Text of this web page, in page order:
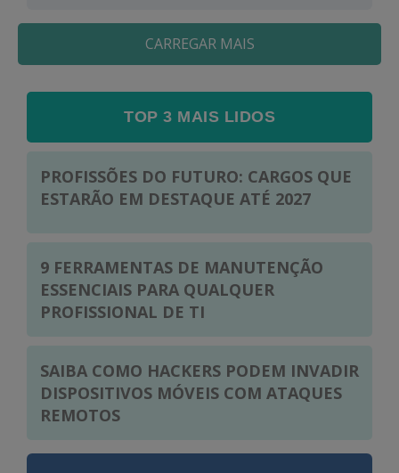
CARREGAR MAIS
TOP 3 MAIS LIDOS
PROFISSÕES DO FUTURO: CARGOS QUE
ESTARÃO EM DESTAQUE ATÉ 2027
9 FERRAMENTAS DE MANUTENÇÃO
ESSENCIAIS PARA QUALQUER
PROFISSIONAL DE TI
SAIBA COMO HACKERS PODEM INVADIR
DISPOSITIVOS MÓVEIS COM ATAQUES
REMOTOS